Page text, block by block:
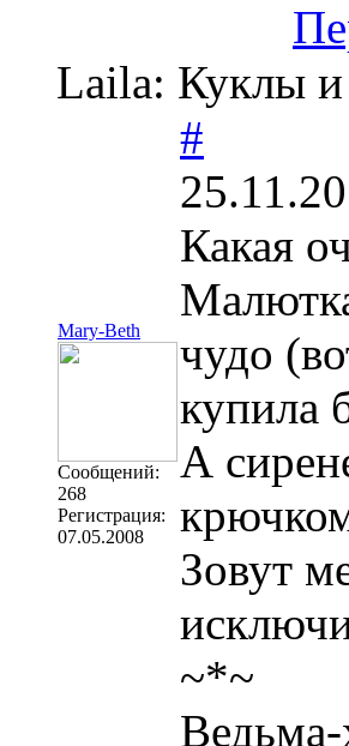
Laila: Куклы
Mary-Beth
Cообщений:
268
Регистрация:
07.05.2008
#
Какая
чудо
купила
А
Зовут
~*~
Ведьма-